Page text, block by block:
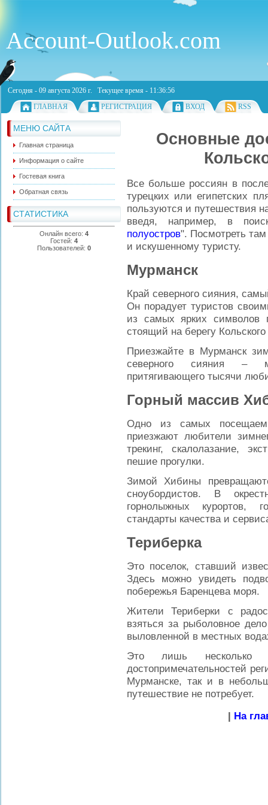
Account-Outlook.com
Сегодня - 09 августа 2026 г. Текущее время - 11:36:56
ГЛАВНАЯ
РЕГИСТРАЦИЯ ВХОД RSS
МЕНЮ САЙТА
Главная страница
Информация о сайте
Гостевая книга
Обратная связь
СТАТИСТИКА
Онлайн всего: 4
Гостей: 4
Пользователей: 0
Основные
Все больше россиян в
турецких или египетских
пользуются и путешествия
введя, например, в
полуостров". Посмотреть
и искушенному туристу.
Мурманск
Край северного сияния,
Он порадует туристов
из самых ярких символов
стоящий на берегу
Приезжайте в Мурманск
северного сияния –
притягивающего тысячи
Горный массив
Одно из самых
приезжают любители
трекинг, скалолазание,
пешие прогулки.
Зимой Хибины
сноубордистов. В
горнолыжных курортов,
стандарты качества и
Териберка
Это поселок, ставший
Здесь можно увидеть
побережья Баренцева моря.
Жители Териберки с
взяться за рыболовное
выловленной в местных
Это лишь несколько
достопримечательностей
Мурманске, так и в
путешествие не потребует.
| На